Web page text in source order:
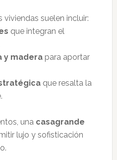
suelen incluir:
que integran el
y maderapara aportar
que resalta la
una casagrande
lujo y sofisticación